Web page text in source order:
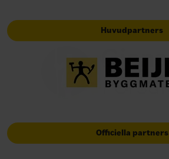
Huvudpartners
Officiella partners